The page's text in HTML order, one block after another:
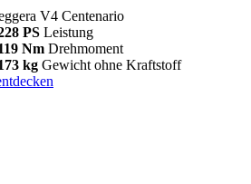
V4 Centenario
PS Leistung
Nm Drehmoment
kg Gewicht ohne Kraftstoff